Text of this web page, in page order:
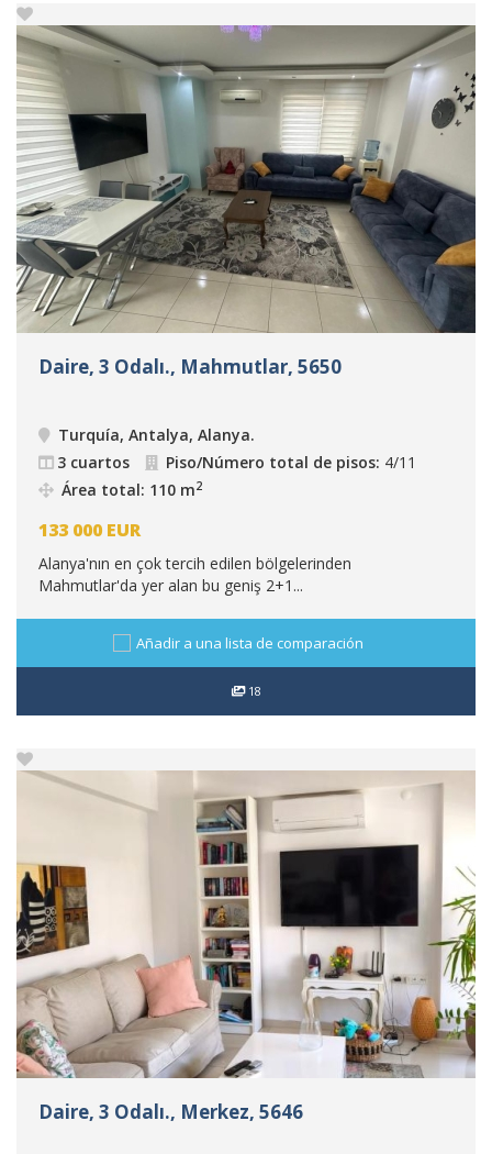
Daire, 3 Odalı., Mahmutlar, 5650
Turquía, Antalya, Alanya.
3 cuartos
Piso/Número total de pisos: 4/11
Área total: 110 m2
133 000 EUR
Alanya'nın en çok tercih edilen bölgelerinden
Mahmutlar'da yer alan bu geniş 2+1...
Añadir a una lista de comparación
18
Daire, 3 Odalı., Merkez, 5646